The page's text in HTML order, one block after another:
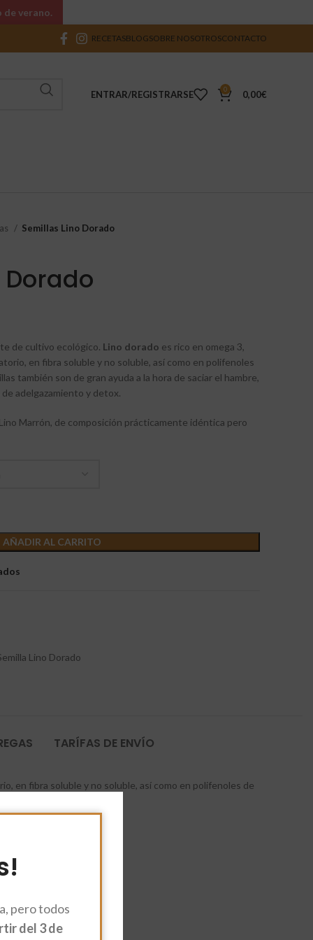
pero todos
del 3 de
RECETASBLOGSOBRE NOSOTROSCONTACTO
ENTRAR/REGISTRARSE 0 0,00€
Semillas Lino Dorado
de cultivo ecológico. Lino dorado es rico en omega 3,
en fibra soluble y no soluble, así como en polifenoles
también son de gran ayuda a la hora de saciar el hambre,
adelgazamiento y detox.
Marrón, de composición prácticamente idéntica pero
AÑADIR AL CARRITO
Lino Dorado
TARÍFAS DE ENVÍO
en fibra soluble y no soluble, así como en polifenoles de
y detox.
verano.